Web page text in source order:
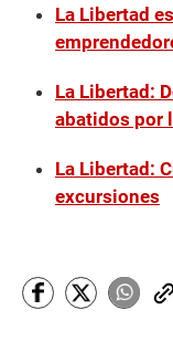
La Libertad
La Libertad:
abatidos por
La Libertad:
excursiones